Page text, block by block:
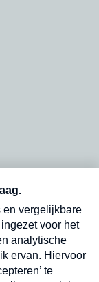
in
Verzend